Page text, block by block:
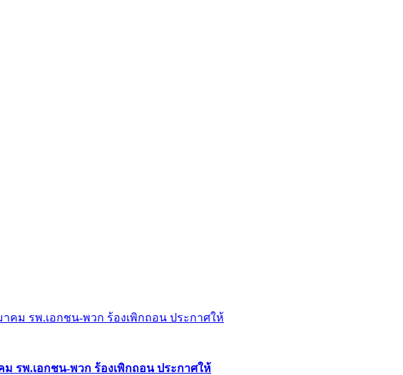
ม รพ.เอกชน-พวก ร้องเพิกถอน ประกาศให้